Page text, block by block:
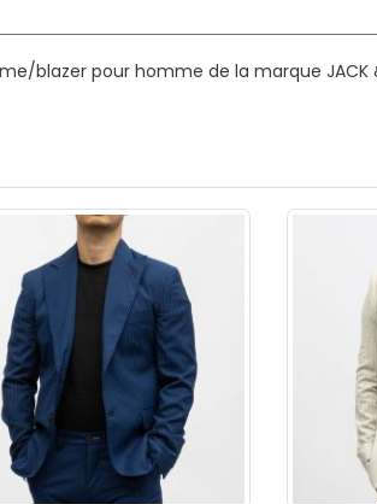
blazer pour homme de la marque JACK